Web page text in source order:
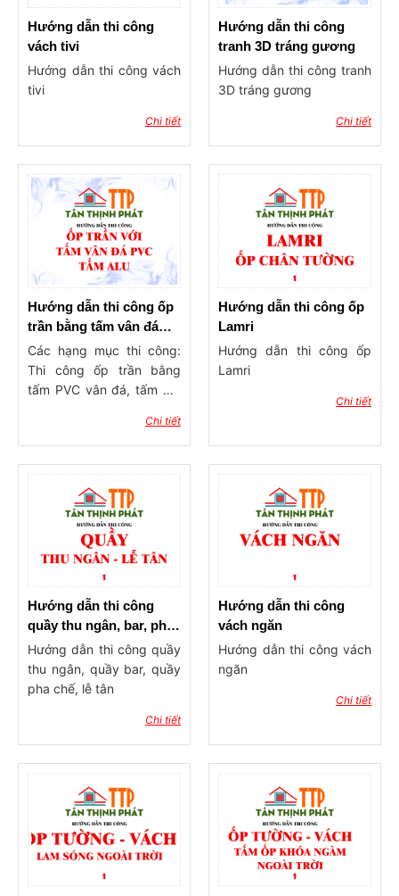
Hướng dẫn thi công
vách tivi
Hướng dẫn thi công vách
tivi
Chi tiết
Hướng dẫn thi công
tranh 3D tráng gương
Hướng dẫn thi công tranh
3D tráng gương
Chi tiết
Hướng dẫn thi công ốp
trần bằng tấm vân đá
PVC, Alu
Các hạng mục thi công:
Thi công ốp trần bằng
tấm PVC vân đá, tấm Alu
ngủ, trần nhà … cho công
trình dân dụng, văn
phòng, sảnh tiếp khách …
Tư vấn chuẩn bị vật tư và
phụ kiện như sau: 1. Tấm
PVC vân đá hoặc tấm Alu
2. Keo dán 2 mặt, keo TGI
hoặc 999, keo 502, keo
silicon trắng trong, keo
che mối nối, các loại đèn
led hắt, led dây trang trí
… 3. Các loại nẹp V và
viền trang trí hoặc phào
chỉ như phào trần, phào
hoặc có thể nẹp bằng
nẹp V inox vàng, nhôm …
Video hướng dẫn thi công
ốp trần bằng tấm vân đá
PVC, Alu
Chi tiết
Hướng dẫn thi công ốp
Lamri
Hướng dẫn thi công ốp
Lamri
Chi tiết
Hướng dẫn thi công
quầy thu ngân, bar, pha
chế, lễ tân
Hướng dẫn thi công quầy
thu ngân, quầy bar, quầy
pha chế, lễ tân
Chi tiết
Hướng dẫn thi công
vách ngăn
Hướng dẫn thi công vách
ngăn
Chi tiết